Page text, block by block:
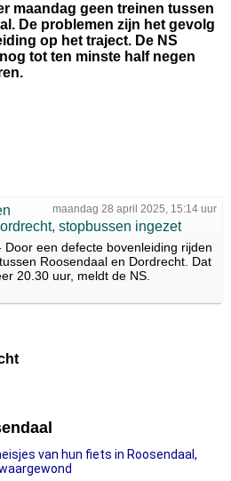
maandag geen treinen tussen
De problemen zijn het gevolg
op het traject. De NS
tot ten minste half negen
maandag 28 april 2025, 15:14 uur
stopbussen ingezet
Door een defecte bovenleiding rijden
Roosendaal en Dordrecht. Dat
20.30 uur, meldt de NS.
van hun fiets in Roosendaal,